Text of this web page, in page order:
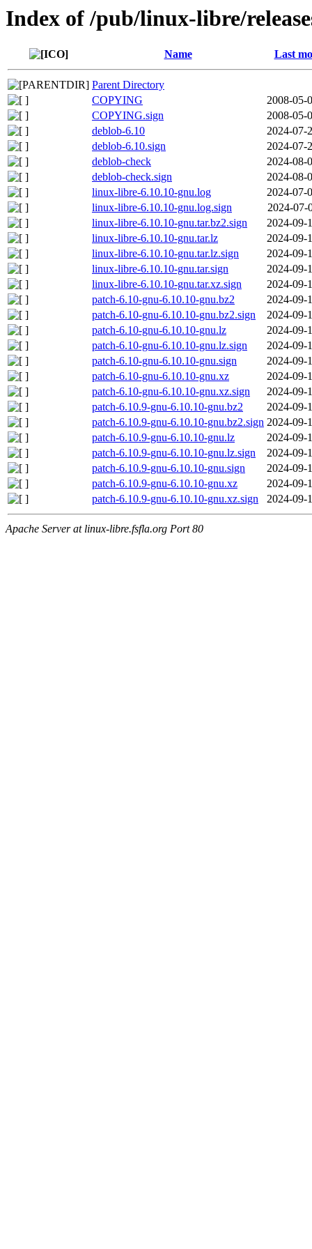
Index of /pub/linux-libre/
Name Last
Parent Directory
COPYING
2008-05-
COPYING.sign
2008-05-
deblob-6.10
2024-07-
deblob-6.10.sign
2024-07-
deblob-check
2024-08-
deblob-check.sign
2024-08-
linux-libre-6.10.10-gnu.log
2024-07-
linux-libre-6.10.10-gnu.log.sign
2024-07-
linux-libre-6.10.10-gnu.tar.bz2.sign
2024-09-
linux-libre-6.10.10-gnu.tar.lz
2024-09-
linux-libre-6.10.10-gnu.tar.lz.sign
2024-09-
linux-libre-6.10.10-gnu.tar.sign
2024-09-
linux-libre-6.10.10-gnu.tar.xz.sign
2024-09-
patch-6.10-gnu-6.10.10-gnu.bz2
2024-09-
patch-6.10-gnu-6.10.10-gnu.bz2.sign
2024-09-
patch-6.10-gnu-6.10.10-gnu.lz
2024-09-
patch-6.10-gnu-6.10.10-gnu.lz.sign
2024-09-
patch-6.10-gnu-6.10.10-gnu.sign
2024-09-
patch-6.10-gnu-6.10.10-gnu.xz
2024-09-
patch-6.10-gnu-6.10.10-gnu.xz.sign
2024-09-
patch-6.10.9-gnu-6.10.10-gnu.bz2
2024-09-
patch-6.10.9-gnu-6.10.10-gnu.bz2.sign 2024-09-
patch-6.10.9-gnu-6.10.10-gnu.lz
2024-09-
patch-6.10.9-gnu-6.10.10-gnu.lz.sign
2024-09-
patch-6.10.9-gnu-6.10.10-gnu.sign
2024-09-
patch-6.10.9-gnu-6.10.10-gnu.xz
2024-09-
patch-6.10.9-gnu-6.10.10-gnu.xz.sign
2024-09-
Apache Server at linux-libre.fsfla.org Port 80